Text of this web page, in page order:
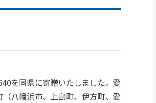
を同県に寄贈いたしました。愛
八幡浜市、上島町、伊方町、愛